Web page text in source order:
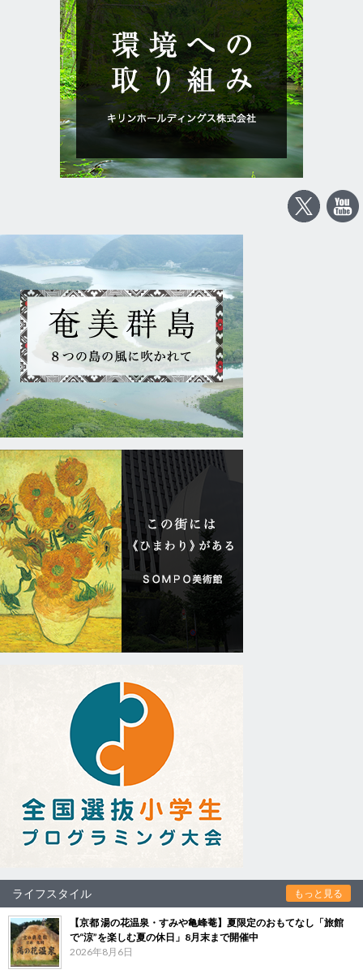
ライフスタイル もっと見る
【京都 湯の花温泉・すみや亀峰菴】夏限定のおもてなし「旅館
で“涼”を楽しむ夏の休日」8月末まで開催中
2026年8月6日